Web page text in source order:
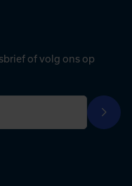
of volg ons op